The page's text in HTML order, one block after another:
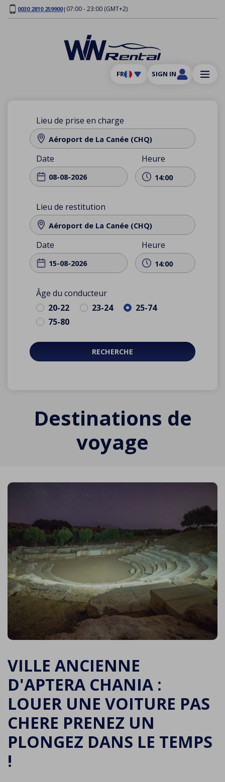
0030 2810 259900| 07:00 - 23:00 (GMT+2)
FR SIGN IN
Lieu de prise en charge
Aéroport de La Canée (CHQ)
Date Heure
14:00
Lieu de restitution
Aéroport de La Canée (CHQ)
Date Heure
14:00
Âge du conducteur
20-22
23-24
25-74
75-80
RECHERCHE
Destinations de
voyage
VILLE ANCIENNE
D'APTERA CHANIA :
LOUER UNE VOITURE PAS
CHERE PRENEZ UN
PLONGEZ DANS LE TEMPS
!